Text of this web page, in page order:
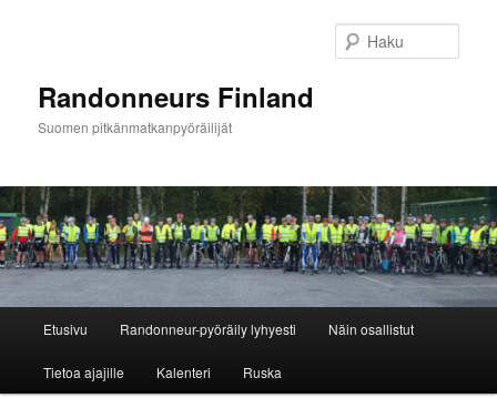
Randonneurs Finland
Suomen pitkänmatkanpyöräilijät
Etusivu Randonneur-pyöräily lyhyesti Näin osallistut
Tietoa ajajille Kalenteri Ruska